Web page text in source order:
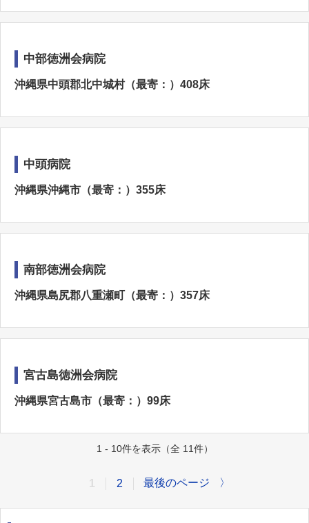
中部徳洲会病院
沖縄県中頭郡北中城村（最寄：）408床
中頭病院
沖縄県沖縄市（最寄：）355床
南部徳洲会病院
沖縄県島尻郡八重瀬町（最寄：）357床
宮古島徳洲会病院
沖縄県宮古島市（最寄：）99床
1 - 10件を表示（全 11件）
2 最後のページ 〉